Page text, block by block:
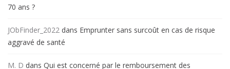
70 ans ?
JObFinder_2022 dans Emprunter sans surcoût en cas de risque
aggravé de santé
M. D dans Qui est concerné par le remboursement des